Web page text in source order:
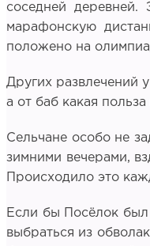
соседней деревней.
марафонскую
положено на
Других развлечений
а от баб какая
Сельчане особо не
зимними вечерами,
Происходило это
Если бы Посёлок был
выбраться из